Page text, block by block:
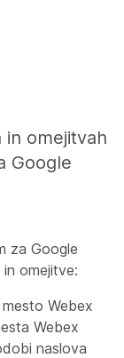
in omejitvah
Google
za Google
omejitve:
Webex
Webex
naslova